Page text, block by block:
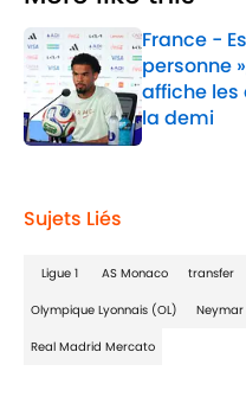
France -
personne
affiche les
la demi
Published by
Sujets Liés
Ligue 1 AS Monaco transfer
Olympique Lyonnais (OL) Neymar
Real Madrid Mercato